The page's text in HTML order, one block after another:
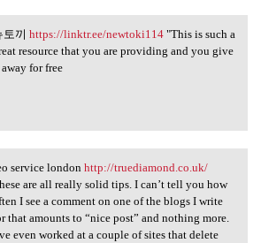
끼 https://linktr.ee
토끼 https://linktr.ee/newtoki114"This is such a
resource that you are providing and you give
for free
service london http:/
service london http://truediamond.co.uk/
are all really solid tips. I can’t tell you how
I see a comment on one of the blogs I write
that amounts to “nice post” and nothing more.
even worked at a couple of sites that delete